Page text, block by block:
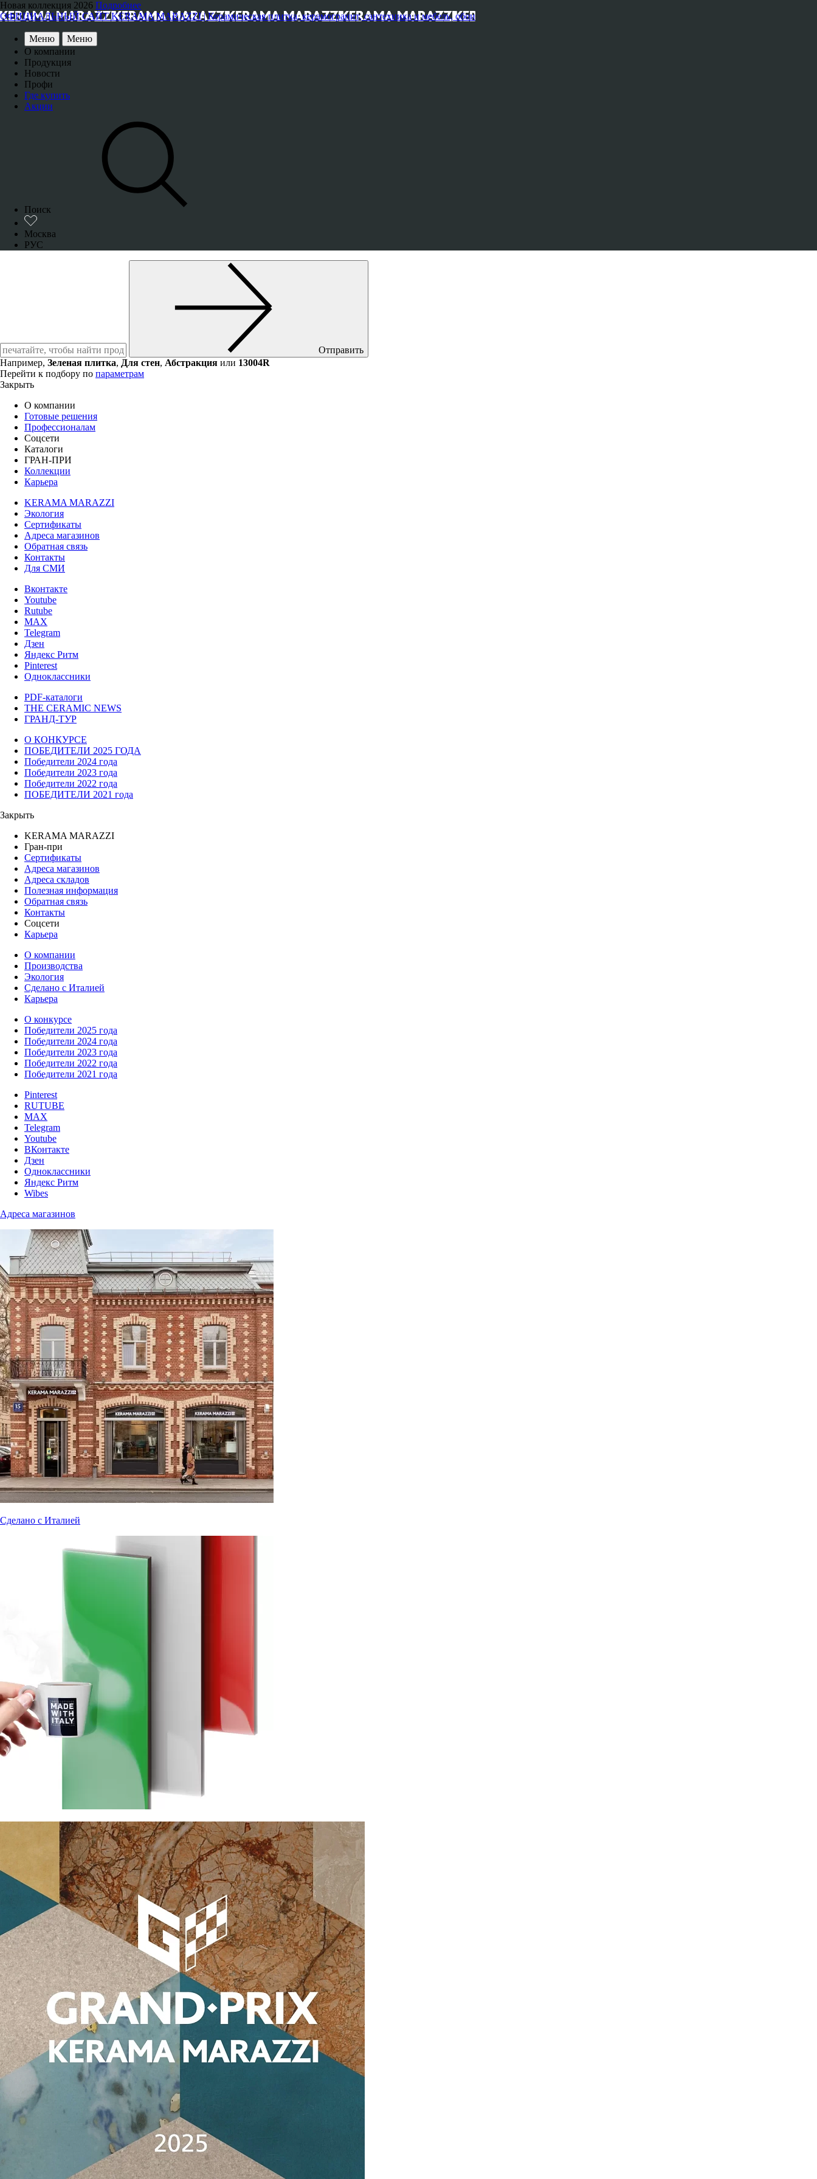
Новая коллекция 2026 Подробнее
ОФИЦИАЛЬНЫЙ САЙТ KERAMA MARAZZI | Керамическая плитка, керамогранит, сантехника и мебель, обои
Меню
Меню
О компании
Продукция
Новости
Профи
Где купить
Акции
Поиск
Москва
РУС
Отправить
Например, Зеленая плитка, Для стен, Абстракция или 13004R
Перейти к подбору по параметрам
Закрыть
О компании
Готовые решения
Профессионалам
Соцсети
Каталоги
ГРАН-ПРИ
Коллекции
Карьера
KERAMA MARAZZI
Экология
Сертификаты
Адреса магазинов
Обратная связь
Контакты
Для СМИ
Вконтакте
Youtube
Rutube
MAX
Telegram
Дзен
Яндекс Ритм
Pinterest
Одноклассники
PDF-каталоги
THE CERAMIC NEWS
ГРАНД-ТУР
О КОНКУРСЕ
ПОБЕДИТЕЛИ 2025 ГОДА
Победители 2024 года
Победители 2023 года
Победители 2022 года
ПОБЕДИТЕЛИ 2021 года
Закрыть
KERAMA MARAZZI
Гран-при
Сертификаты
Адреса магазинов
Адреса складов
Полезная информация
Обратная связь
Контакты
Соцсети
Карьера
О компании
Производства
Экология
Сделано с Италией
Карьера
О конкурсе
Победители 2025 года
Победители 2024 года
Победители 2023 года
Победители 2022 года
Победители 2021 года
Pinterest
RUTUBE
MAX
Telegram
Youtube
ВКонтакте
Дзен
Одноклассники
Яндекс Ритм
Wibes
Адреса магазинов
Сделано с Италией